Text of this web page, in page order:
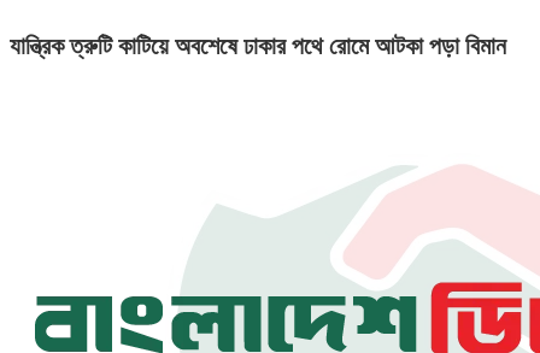
যান্ত্রিক ত্রুটি কাটিয়ে অবশেষে ঢাকার পথে রোমে আটকা পড়া বিমান